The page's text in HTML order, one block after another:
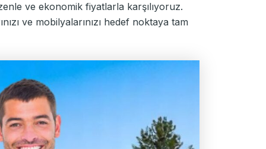
ve ekonomik fiyatlarla karşılıyoruz.
ve mobilyalarınızı hedef noktaya tam